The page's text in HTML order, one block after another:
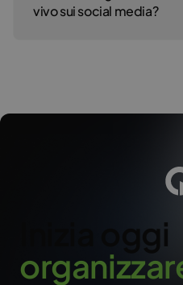
anche automatizzare azioni
dell’evento o la trasmissione sui
vivo sui social media?
o
Inizia oggi
organizzar